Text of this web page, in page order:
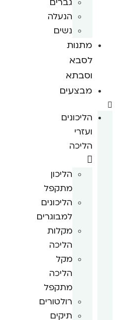
הנעלה
נשים
מתנות
לסבא
וסבתא
מבצעים
הליכונים
ועזרי
הליכה
הליכון
מתקפל
הליכונים
למבוגרים
מקלות
הליכה
מקל
הליכה
מתקפל
רולטורים
תיקים